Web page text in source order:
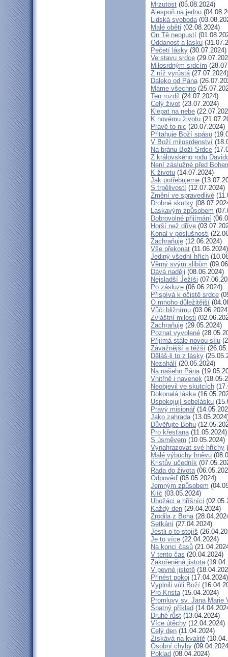
Mrzutost (05.08.2024)
Alespoň na jednu
Lidská svoboda
Malé oběti (02.08.2024)
On Tě neopustí
Oddanost a lásku
Pečetí lásky (30.07.2024)
Ve stavu srdce
Milosrdným srdcím
Z níž vyrůstá(27.07.2024)
Daleko od Pána
Máme všechno
Ten rozdíl (24.07.2024)
Celý život (23.07.2024)
Klepat na nebe
K novému životu
Právě to nic (20.07.2024)
Přitahuje Boží spásu
V Boží milosrdenství
Na bránu Boží Srdce
Z královského rodu
Není záslužné před
K životu (14.07.2024)
Jak potřebujeme
S trpělivostí (12.07.2024)
Změní ve spravedlivé
Drobné skutky
Laskavým způsobem
Dobrovolné přijímání
Horší než dříve
Konal v poslušnosti
Zachraňuje (12.06.2024)
Vše překonat (11.06.2024)
Jediný všední hřích
Věrný svým slibům
Dává naději (08.06.2024)
Nejsladší Ježíši
Po zásluze (06.06.2024)
Přispívá k očistě srdce
O mnoho důležitější
Vůči bližnímu
Zvláštní milosti
Zachraňuje (29.05.2024)
Poznat vyvolené
Přijímá stále novou sílu
Závažnější a těžší
Děláš-li to z lásky
Nezahálí (20.05.2024)
Na našeho Pána
Vnitřně i navenek
Neobjevil ve skutcích
Dokonalá láska
Uspokojují sebelásku
Pravý misionář
Jako zahrada
Důvěřujte Bohu
Pro křesťana(11.05.2024)
S úsměvem (10.05.2024)
Vynahrazovat své hříchy
Malé výbuchy hněvu
Kristův učedník
Rada do života
Odpověď (05.05.2024)
Jemným způsobem
Klíč (03.05.2024)
Ubožáci a hříšníci
Každý den (29.04.2024)
Zrodila z Boha
Setkání (27.04.2024)
Jestli o to stojíš
Je to více (22.04.2024)
Na konci časů
V tento čas (20.04.2024)
Zakořeněná jistota
V pevné jistotě
Přinést pokoj (17.04.2024)
Vyplnili vůli Boží
Pro Krista(15.04.2024)
Promluvy sv. Jana Marie
Špatný příklad
Druhé růst (13.04.2024)
Více útěchy (12.04.2024)
Celý den (11.04.2024)
Získává na kvalitě
Osobní chyby
Poklad (08.04.2024)